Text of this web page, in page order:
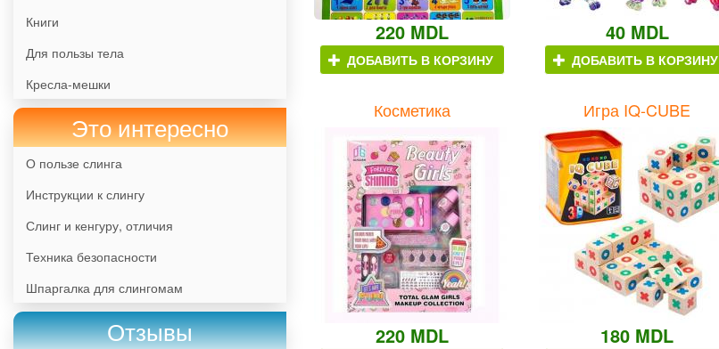
Книги
Для пользы тела
Кресла-мешки
Это интересно
О пользе слинга
Инструкции к слингу
Слинг и кенгуру, отличия
Техника безопасности
Шпаргалка для слингомам
Отзывы
220 MDL
ДОБАВИТЬ В КОРЗИНУ
40 MDL
ДОБАВИТЬ В КОРЗИНУ
Косметика
220 MDL
Игра IQ-CUBE
180 MDL